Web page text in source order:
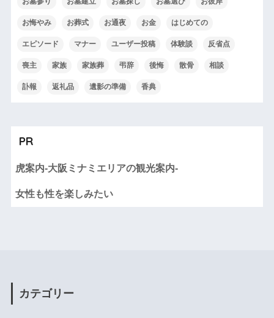
お悔やみ お葬式 お通夜 お金 はじめての
エピソード マナー ユーザー投稿 体験談 反省点
喪主 家族 家族葬 弔辞 後悔 散骨 相談
訃報 返礼品 遺影の準備 香典
PR
虎案内-大阪ミナミエリアの観光案内-
女性も性を楽しみたい
カテゴリー